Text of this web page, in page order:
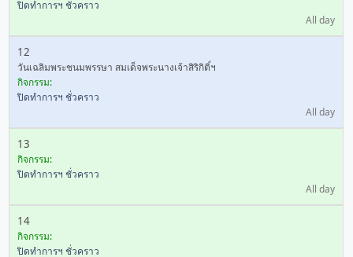
ปิดทำการฯ ชั่วคราว
All day
12
วันเฉลิมพระชนมพรรษา สมเด็จพระนางเจ้าสิริกิติ์ฯ
กิจกรรม:
ปิดทำการฯ ชั่วคราว
All day
13
กิจกรรม:
ปิดทำการฯ ชั่วคราว
All day
14
กิจกรรม:
ปิดทำการฯ ชั่วคราว